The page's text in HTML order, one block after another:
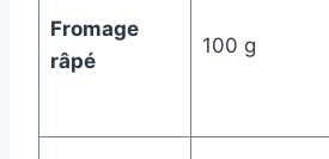
Fromage
râpé
100 g